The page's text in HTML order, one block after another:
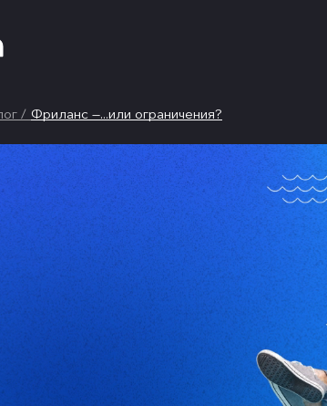
Фриланс —...или ограничения?